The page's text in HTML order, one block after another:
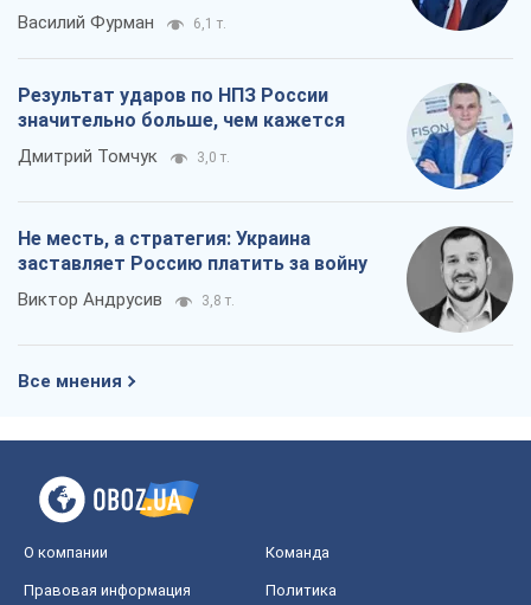
Василий Фурман 6,1 т.
Результат ударов по НПЗ России
значительно больше, чем кажется
Дмитрий Томчук 3,0 т.
Не месть, а стратегия: Украина
заставляет Россию платить за войну
Виктор Андрусив 3,8 т.
Все мнения
О компании Команда
Правовая информация
Политика